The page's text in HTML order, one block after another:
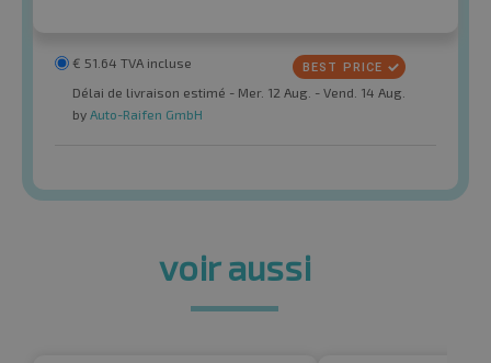
€ 51.64 TVA incluse
Délai de livraison estimé - Mer. 12 Aug. - Vend. 14 Aug.
by Auto-Raifen GmbH
voir aussi